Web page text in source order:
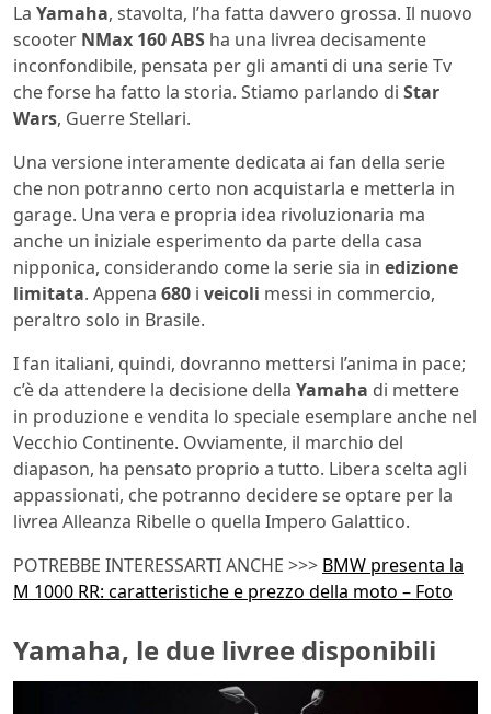
La Yamaha, stavolta, l’ha fatta davvero grossa. Il nuovo
scooter NMax 160 ABS ha una livrea decisamente
inconfondibile, pensata per gli amanti di una serie Tv
che forse ha fatto la storia. Stiamo parlando di Star
Wars, Guerre Stellari.
Una versione interamente dedicata ai fan della serie
che non potranno certo non acquistarla e metterla in
garage. Una vera e propria idea rivoluzionaria ma
anche un iniziale esperimento da parte della casa
nipponica, considerando come la serie sia in edizione
limitata. Appena 680 i veicoli messi in commercio,
peraltro solo in Brasile.
I fan italiani, quindi, dovranno mettersi l’anima in pace;
c’è da attendere la decisione della Yamaha di mettere
in produzione e vendita lo speciale esemplare anche nel
Vecchio Continente. Ovviamente, il marchio del
diapason, ha pensato proprio a tutto. Libera scelta agli
appassionati, che potranno decidere se optare per la
livrea Alleanza Ribelle o quella Impero Galattico.
POTREBBE INTERESSARTI ANCHE >>> BMW presenta la
M 1000 RR: caratteristiche e prezzo della moto – Foto
Yamaha, le due livree disponibili